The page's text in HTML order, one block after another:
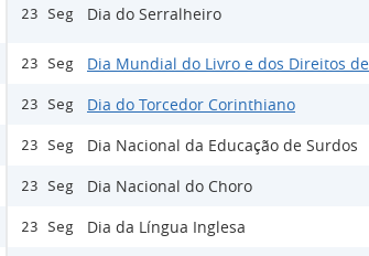
23 Seg Dia do Serralheiro
23 Seg Dia Mundial do Livro e dos Direitos
23 Seg Dia do Torcedor Corinthiano
23 Seg Dia Nacional da Educação de Surdos
23 Seg Dia Nacional do Choro
23 Seg Dia da Língua Inglesa